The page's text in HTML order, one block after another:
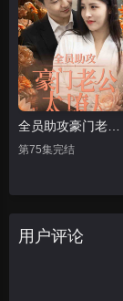
第75集完结
用户评论